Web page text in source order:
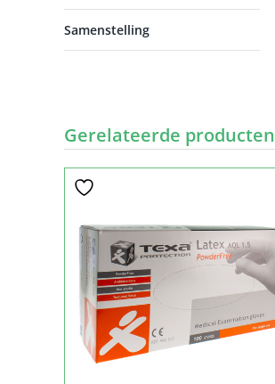
Samenstelling
Gerelateerde producten